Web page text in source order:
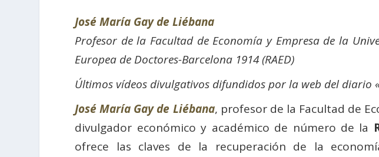
José María Gay de Liébana
Profesor de la Facultad de Economía y Empresa de la
Europea de Doctores-Barcelona 1914 (RAED)
Últimos vídeos divulgativos difundidos por la web del diario
José María Gay de Liébana, profesor de la Facultad de
divulgador económico y académico de número de la
ofrece las claves de la recuperación de la